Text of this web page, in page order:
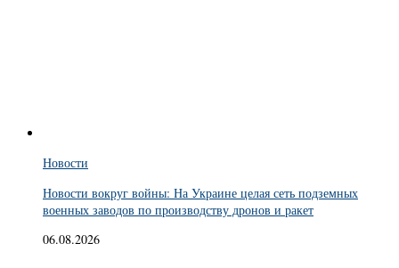
Новости
Новости вокруг войны: На Украине целая сеть подземных
военных заводов по производству дронов и ракет
06.08.2026